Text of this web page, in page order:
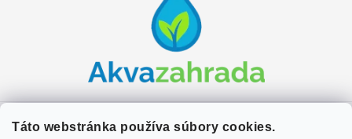
Táto webstránka používa súbory cookies.
e
Zákaznícky servis